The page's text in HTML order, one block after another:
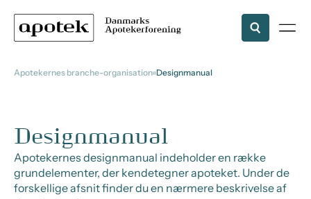
Apotekernes branche-organisation Designmanual
Designmanual
Apotekernes designmanual indeholder en række
grundelementer, der kendetegner apoteket. Under de
forskellige afsnit finder du en nærmere beskrivelse af